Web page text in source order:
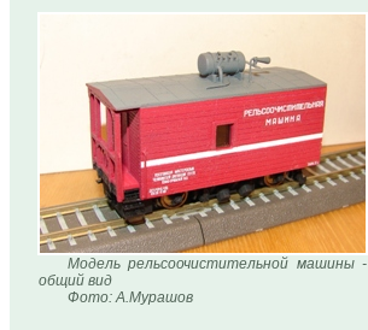
Модель рельсоочистительной машины -
общий вид
Фото: А.Мурашов